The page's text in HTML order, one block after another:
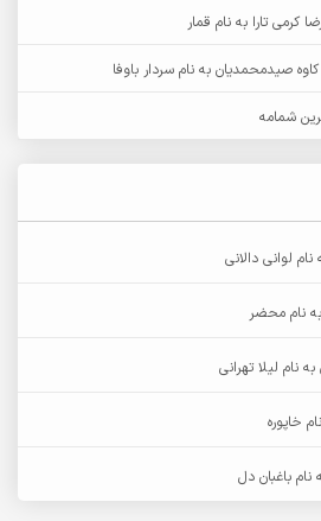
آرش مستشیری
آرش نظری
کرمی تارا به نام قمار
صیدمحمدیان به نام سردار باوفا
شمامه
لوانی دالانی
نام محضر
نام لیلا تهرانی
خاپوره
باغبان دل